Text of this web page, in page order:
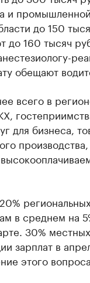
и
до 150
до 160 тысяч
обещают
всего в
для бизнеса,
в среднем на
30%
зарплат в
этого